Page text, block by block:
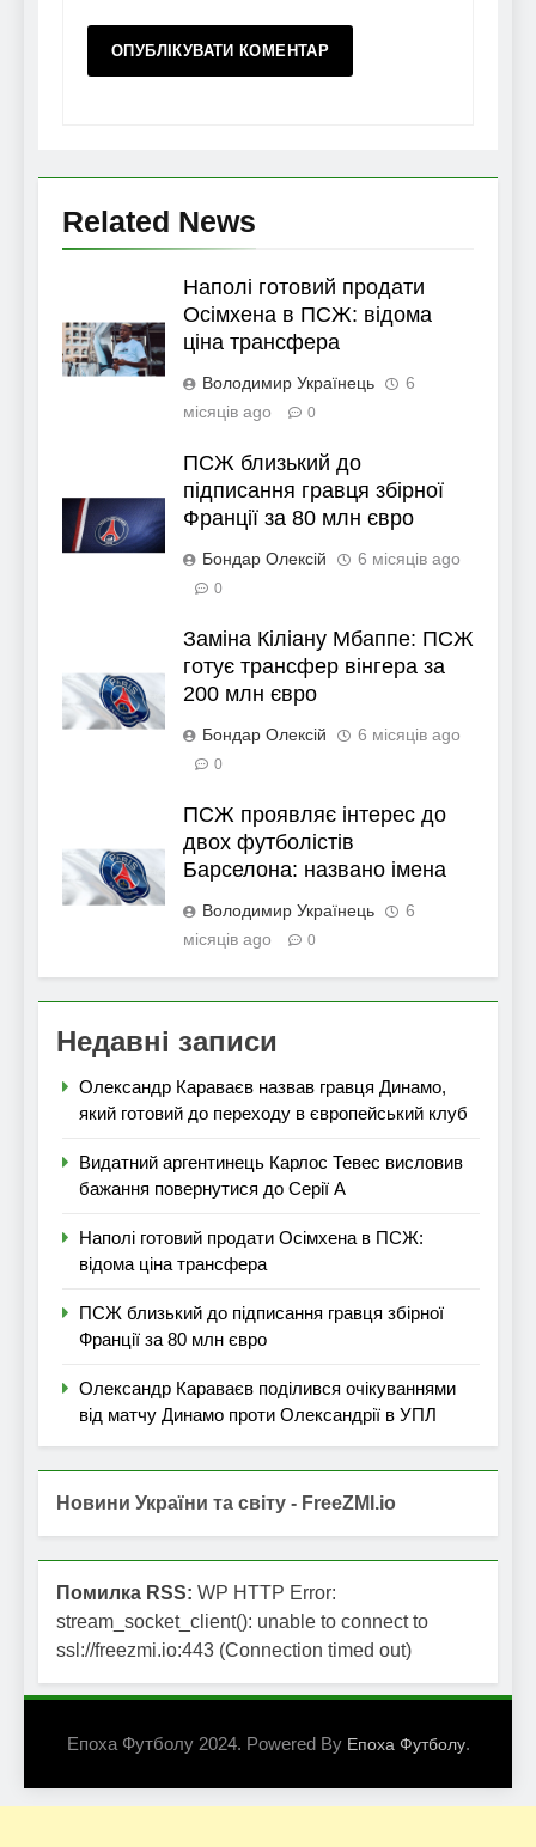
Related News
Наполі готовий продати
Осімхена в ПСЖ: відома
ціна трансфера
Володимир Українець
6
місяців ago
0
ПСЖ близький до
підписання гравця збірної
Франції за 80 млн євро
Бондар Олексій 6 місяців ago
0
Заміна Кіліану Мбаппе: ПСЖ
готує трансфер вінгера за
200 млн євро
Бондар Олексій 6 місяців ago
0
ПСЖ проявляє інтерес до
двох футболістів
Барселона: названо імена
Володимир Українець
6
місяців ago
0
Недавні записи
Олександр Караваєв назвав гравця Динамо,
який готовий до переходу в європейський клуб
Видатний аргентинець Карлос Тевес висловив
бажання повернутися до Серії А
Наполі готовий продати Осімхена в ПСЖ:
відома ціна трансфера
ПСЖ близький до підписання гравця збірної
Франції за 80 млн євро
Олександр Караваєв поділився очікуваннями
від матчу Динамо проти Олександрії в УПЛ
Новини України та світу - FreeZMI.io
Помилка RSS: WP HTTP Error:
stream_socket_client(): unable to connect to
ssl://freezmi.io:443 (Connection timed out)
Епоха Футболу 2024. Powered By Епоха Футболу.